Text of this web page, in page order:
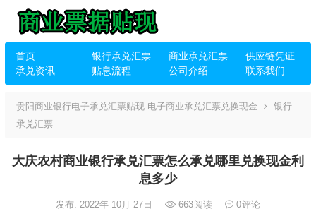
首页 银行承兑汇票 商业承兑汇票
供应链凭证
承兑资讯
贴息流程 公司介绍 联系我们
贵阳商业银行电子承兑汇票贴现-电子商业承兑汇票兑换现金
银行
承兑汇票
大庆农村商业银行承兑汇票怎么承兑哪里兑换现金利
息多少
发布: 2022年 10月 27日 663阅读 0评论